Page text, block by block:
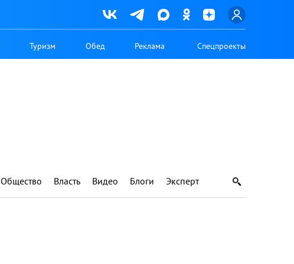
Туризм Обед Реклама Спецпроекты
Общество Власть Видео Блоги Эксперт